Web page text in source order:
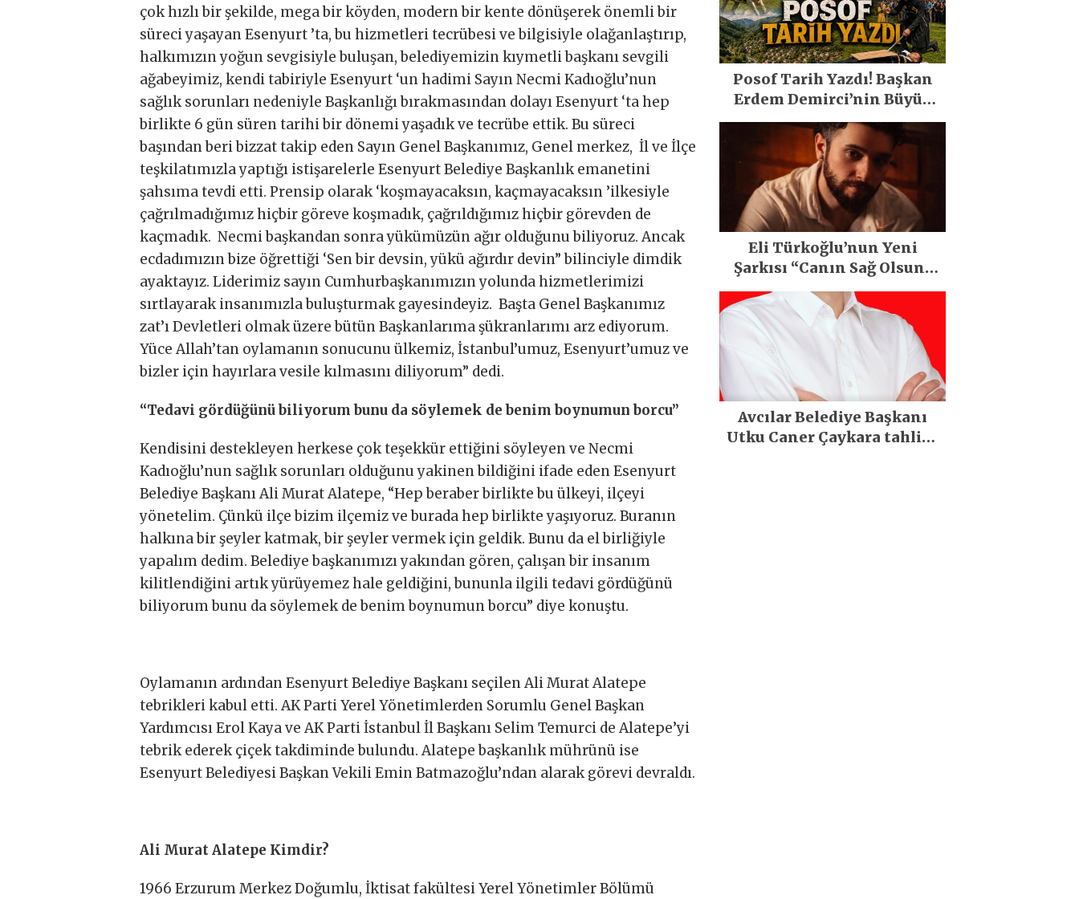
çok hızlı bir şekilde, mega bir köyden, modern bir kente dönüşerek önemli bir
süreci yaşayan Esenyurt ’ta, bu hizmetleri tecrübesi ve bilgisiyle olağanlaştırıp,
halkımızın yoğun sevgisiyle buluşan, belediyemizin kıymetli başkanı sevgili
ağabeyimiz, kendi tabiriyle Esenyurt ‘un hadimi Sayın Necmi Kadıoğlu’nun
sağlık sorunları nedeniyle Başkanlığı bırakmasından dolayı Esenyurt ‘ta hep
birlikte 6 gün süren tarihi bir dönemi yaşadık ve tecrübe ettik. Bu süreci
başından beri bizzat takip eden Sayın Genel Başkanımız, Genel merkez, İl ve İlçe
teşkilatımızla yaptığı istişarelerle Esenyurt Belediye Başkanlık emanetini
şahsıma tevdi etti. Prensip olarak ‘koşmayacaksın, kaçmayacaksın ’ilkesiyle
çağrılmadığımız hiçbir göreve koşmadık, çağrıldığımız hiçbir görevden de
kaçmadık. Necmi başkandan sonra yükümüzün ağır olduğunu biliyoruz. Ancak
ecdadımızın bize öğrettiği ‘Sen bir devsin, yükü ağırdır devin” bilinciyle dimdik
ayaktayız. Liderimiz sayın Cumhurbaşkanımızın yolunda hizmetlerimizi
sırtlayarak insanımızla buluşturmak gayesindeyiz. Başta Genel Başkanımız
zat’ı Devletleri olmak üzere bütün Başkanlarıma şükranlarımı arz ediyorum.
Yüce Allah’tan oylamanın sonucunu ülkemiz, İstanbul’umuz, Esenyurt’umuz ve
bizler için hayırlara vesile kılmasını diliyorum” dedi.
“Tedavi gördüğünü biliyorum bunu da söylemek de benim boynumun borcu”
Kendisini destekleyen herkese çok teşekkür ettiğini söyleyen ve Necmi
Kadıoğlu’nun sağlık sorunları olduğunu yakinen bildiğini ifade eden Esenyurt
Belediye Başkanı Ali Murat Alatepe, “Hep beraber birlikte bu ülkeyi, ilçeyi
yönetelim. Çünkü ilçe bizim ilçemiz ve burada hep birlikte yaşıyoruz. Buranın
halkına bir şeyler katmak, bir şeyler vermek için geldik. Bunu da el birliğiyle
yapalım dedim. Belediye başkanımızı yakından gören, çalışan bir insanım
kilitlendiğini artık yürüyemez hale geldiğini, bununla ilgili tedavi gördüğünü
biliyorum bunu da söylemek de benim boynumun borcu” diye konuştu.
Oylamanın ardından Esenyurt Belediye Başkanı seçilen Ali Murat Alatepe
tebrikleri kabul etti. AK Parti Yerel Yönetimlerden Sorumlu Genel Başkan
Yardımcısı Erol Kaya ve AK Parti İstanbul İl Başkanı Selim Temurci de Alatepe’yi
tebrik ederek çiçek takdiminde bulundu. Alatepe başkanlık mührünü ise
Esenyurt Belediyesi Başkan Vekili Emin Batmazoğlu’ndan alarak görevi devraldı.
Ali Murat Alatepe Kimdir?
1966 Erzurum Merkez Doğumlu, İktisat fakültesi Yerel Yönetimler Bölümü
Posof Tarih Yazdı! Başkan
Erdem Demirci’nin Büyük
Emeğiyle Son Yılların En
Büyük Festivali Gerçekleşti
Eli Türkoğlu’nun Yeni
Şarkısı “Canın Sağ Olsun”
Büyük İlgi Gördü!..
Avcılar Belediye Başkanı
Utku Caner Çaykara tahliye